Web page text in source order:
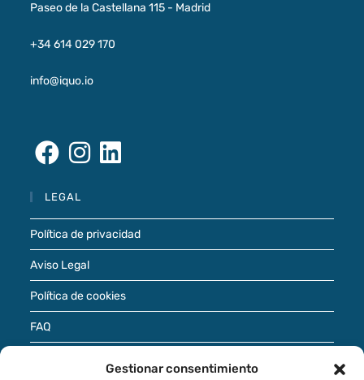
Gestionar consentimiento
Paseo de la Castellana 115 - Madrid
+34 614 029 170
info@iquo.io
LEGAL
Política de privacidad
Aviso Legal
Política de cookies
FAQ